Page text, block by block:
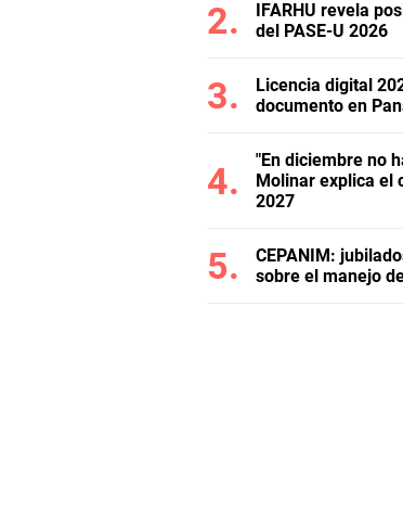
IFARHU revela
del PASE-U 2026
Licencia digital
documento en
"En diciembre no
Molinar explica el
2027
CEPANIM:
sobre el manejo